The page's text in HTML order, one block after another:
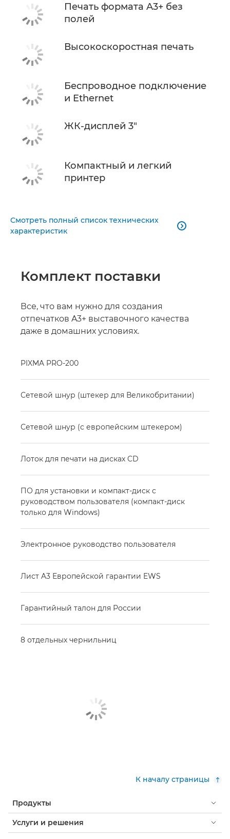
Печать формата A3+ без
полей
Высокоскоростная печать
Беспроводное подключение
и Ethernet
ЖК-дисплей 3"
Компактный и легкий
принтер
Смотреть полный список технических
характеристик

Комплект поставки
Все, что вам нужно для создания
отпечатков A3+ выставочного качества
даже в домашних условиях.
PIXMA PRO-200
Сетевой шнур (штекер для Великобритании)
Сетевой шнур (с европейским штекером)
Лоток для печати на дисках CD
ПО для установки и компакт-диск с
руководством пользователя (компакт-диск
только для Windows)
Электронное руководство пользователя
Лист A3 Европейской гарантии EWS
Гарантийный талон для России
8 отдельных чернильниц
К началу страницы
Продукты
Услуги и решения